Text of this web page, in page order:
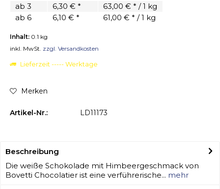
ab 3 6,30 € *
63,00 € * / 1 kg
ab 6 6,10 € * 61,00 € * / 1 kg
Inhalt: 0.1 kg
inkl. MwSt. zzgl. Versandkosten
Lieferzeit ----- Werktage
Merken
Artikel-Nr.: LD11173
Beschreibung
Die weiße Schokolade mit Himbeergeschmack von
Bovetti Chocolatier ist eine verführerische... mehr